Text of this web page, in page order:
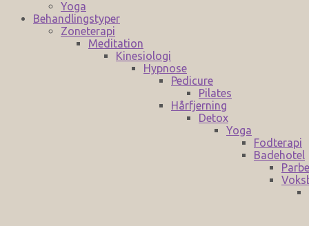
Yoga
Behandlingstyper
Zoneterapi
Meditation
Kinesiologi
Hypnose
Pedicure
Pilates
Hårfjerning
Detox
Yoga
Fodterapi
Badehotel